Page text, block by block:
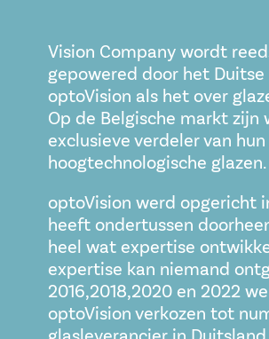
Vision Company wordt
gepowered door het Duitse
optoVision als het over
Op de Belgische markt zijn
exclusieve verdeler van hun
hoogtechnologische glazen.
optoVision werd opgericht
heeft ondertussen
heel wat expertise
expertise kan niemand
2016,2018,2020 en 2022
optoVision verkozen tot
glasleverancier in Duitsland.